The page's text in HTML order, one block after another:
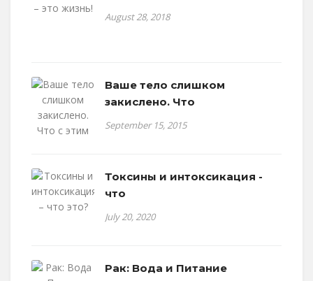
August 28, 2018
Ваше тело слишком
закислено. Что
September 15, 2015
Токсины и интоксикация -
что
July 20, 2020
Рак: Вода и Питание